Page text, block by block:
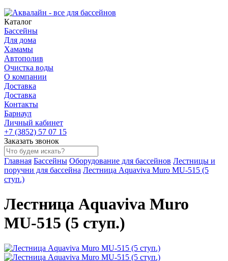
Каталог
Бассейны
Для дома
Хамамы
Автополив
Очистка воды
О компании
Доставка
Доставка
Контакты
Барнаул
Личный кабинет
+7 (3852) 57 07 15
Заказать звонок
Главная Бассейны Оборудование для бассейнов Лестницы и
поручни для бассейна Лестница Aquaviva Muro MU-515 (5
ступ.)
Лестница Aquaviva Muro
MU-515 (5 ступ.)